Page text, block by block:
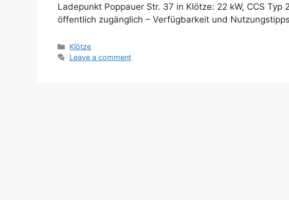
Ladepunkt Poppauer Str. 37 in Klötze: 22 kW, CCS Typ
öffentlich zugänglich – Verfügbarkeit und
Categories
Klötze
Leave a comment